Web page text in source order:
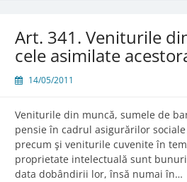
Art. 341. Veniturile
cele asimilate
14/05/2011
Veniturile din muncă, sumele de
pensie în cadrul asigurărilor
precum şi veniturile cuvenite în
proprietate intelectuală sunt
data dobândirii lor, însă numai în…